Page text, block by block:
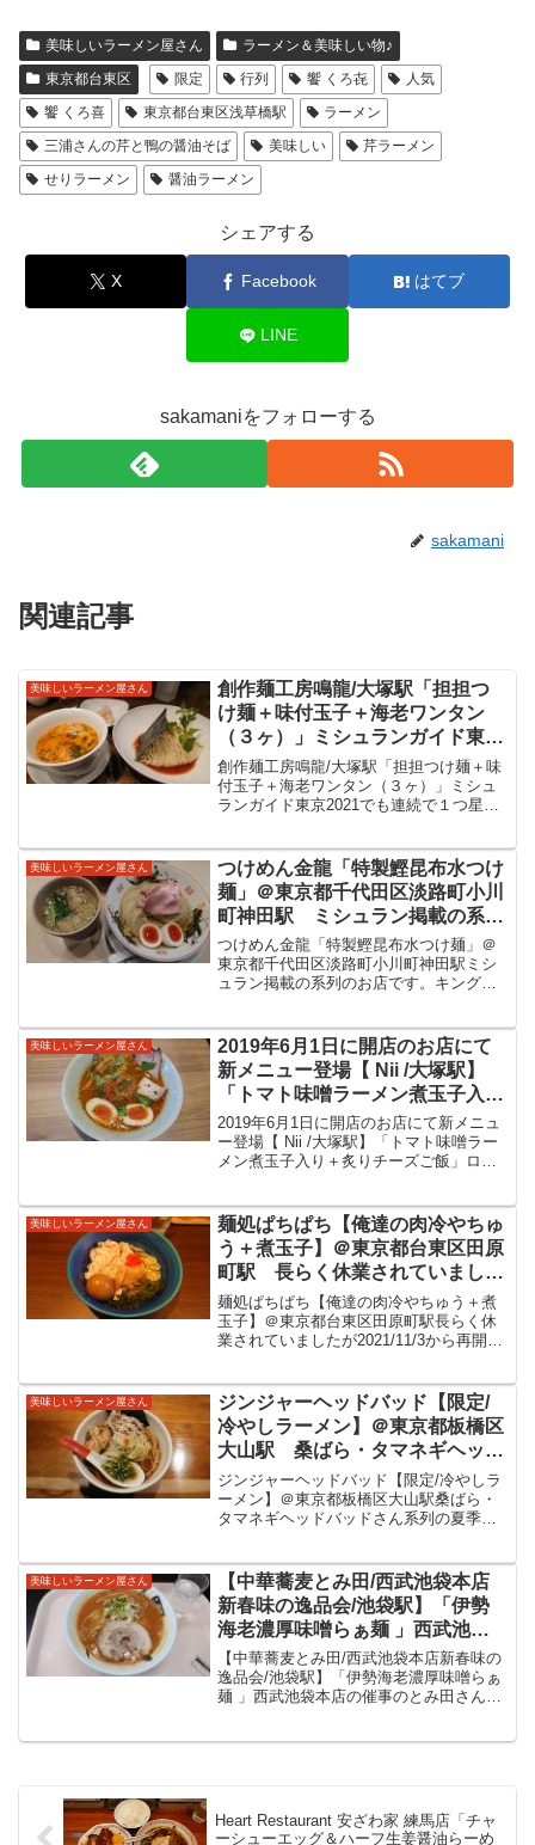
美味しいラーメン屋さん
ラーメン＆美味しい物♪
東京都台東区
限定 行列 饗 くろ㐂
人気
饗 くろ喜
東京都台東区浅草橋駅
ラーメン
三浦さんの芹と鴨の醤油そば
美味しい
芹ラーメン
せりラーメン
醤油ラーメン
シェアする
X Facebook はてブ
LINE
sakamaniをフォローする
sakamani
関連記事
美味しいラーメン屋さん
創作麺工房鳴龍/大塚駅「担担つ
け麺＋味付玉子＋海老ワンタン
（３ヶ）」ミシュランガイド東京
2021でも連続で１つ星を獲得さ
れたお店です。表面の担々ソース
にその下の旨味重なるスープ、自
ただきました。
創作麺工房鳴龍/大塚駅「担担つけ麺＋味
付玉子＋海老ワンタン（３ヶ）」ミシュ
ランガイド東京2021でも連続で１つ星を
細麺が美味しいつけ麺をいただきまし
た。創作麺工房鳴龍/...
美味しいラーメン屋さん
つけめん金龍「特製鰹昆布水つけ
麺」＠東京都千代田区淡路町小川
町神田駅 ミシュラン掲載の系列
のお店です。キング製麺直送の柄
木田製粉金龍を使用した麺に、鰹
＆昆布水に浸かった細い麺と出汁
つけ麺をいただきました。
つけめん金龍「特製鰹昆布水つけ麺」＠
東京都千代田区淡路町小川町神田駅ミシ
ュラン掲載の系列のお店です。キング製
れるスープが美味しいつけ麺をいただき
ました。つけめん金龍...
美味しいラーメン屋さん
2019年6月1日に開店のお店にて
新メニュー登場【 Nii /大塚駅】
「トマト味噌ラーメン煮玉子入り
＋炙りチーズご飯」ローストした
トマトがまた美味しいトマト味噌
ラーメンをいただいてきました。
2019年6月1日に開店のお店にて新メニュ
ー登場【 Nii /大塚駅】「トマト味噌ラー
メン煮玉子入り＋炙りチーズご飯」ロー
区は大塚駅近くに2019/6/1に開店、雪が
谷...
美味しいラーメン屋さん
麺処ぱちぱち【俺達の肉冷やちゅ
う＋煮玉子】＠東京都台東区田原
町駅 長らく休業されていました
が2021/11/3から再開とのこと。
人気日本蕎麦店浅草じゅうろくプ
ロデュース。豚しゃぶ肉が美味し
麺処ぱちぱち【俺達の肉冷やちゅう＋煮
玉子】＠東京都台東区田原町駅長らく休
業されていましたが2021/11/3から再開と
やし中華をいただきました。【麺処ぱち
ぱち/田原町・...
美味しいラーメン屋さん
ジンジャーヘッドバッド【限定/
冷やしラーメン】＠東京都板橋区
大山駅 桑ばら・タマネギヘッド
バッドさん系列の夏季限定。鶏の
旨味あるスープに屋号にもある生
姜は底からたっぷりと。生姜が絡
だきました。
ジンジャーヘッドバッド【限定/冷やしラ
ーメン】＠東京都板橋区大山駅桑ばら・
タマネギヘッドバッドさん系列の夏季限
味しい冷やしラーメンをいただきまし
た。ジンジャーヘッドバッ...
美味しいラーメン屋さん
【中華蕎麦とみ田/西武池袋本店
新春味の逸品会/池袋駅】「伊勢
海老濃厚味噌らぁ麺 」西武池袋
本店の催事のとみ田さんの限定
麺。濃厚と記載のある通り、伊勢
海老の旨味をたっぷりと感じる美
きました。
【中華蕎麦とみ田/西武池袋本店新春味の
逸品会/池袋駅】「伊勢海老濃厚味噌らぁ
麺 」西武池袋本店の催事のとみ田さんの
Heart Restaurant 安ざわ家 練馬店「チャ
ーシューエッグ＆ハーフ生姜醤油らーめ